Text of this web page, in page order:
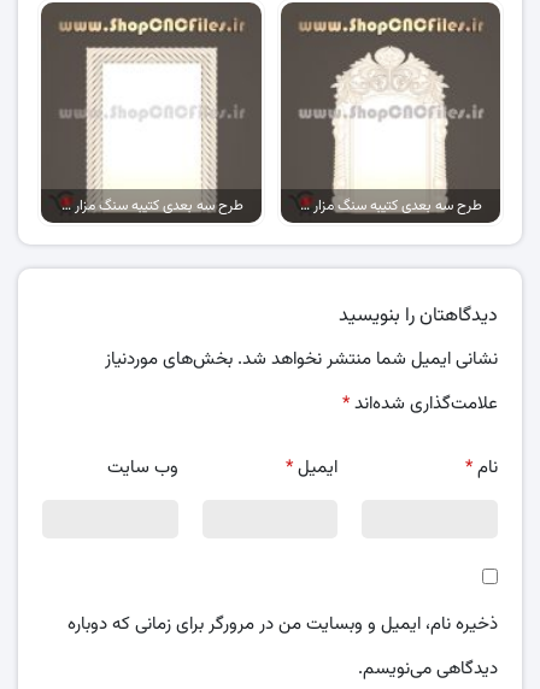
طرح سه بعدی کتیبه سنگ مزار کد 07 طرح سه بعدی کتیبه سنگ مزار کد 13
دیدگاهتان را بنویسید
نشانی ایمیل شما منتشر نخواهد شد. بخش‌های موردنیاز
علامت‌گذاری شده‌اند*
نام* ایمیل* وب‌ سایت
ذخیره نام، ایمیل و وبسایت من در مرورگر برای زمانی که دوباره
دیدگاهی می‌نویسم.